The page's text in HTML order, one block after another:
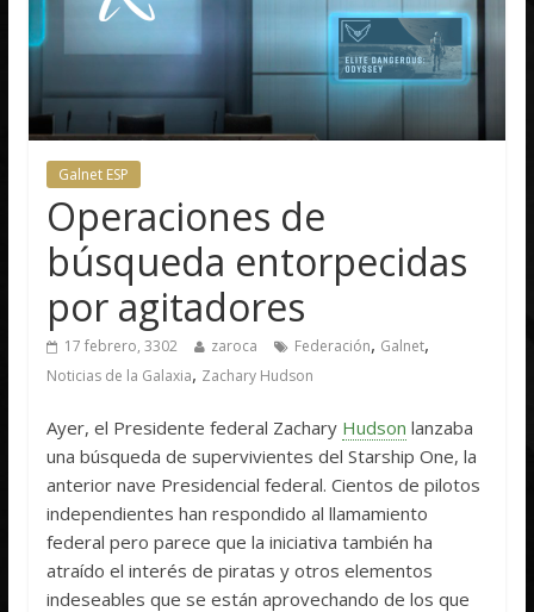
Galnet ESP
Operaciones de
búsqueda entorpecidas
por agitadores
17 febrero, 3302 zaroca Federación, Galnet,
Noticias de la Galaxia, Zachary Hudson
Ayer, el Presidente federal Zachary Hudson lanzaba
una búsqueda de supervivientes del Starship One, la
anterior nave Presidencial federal. Cientos de pilotos
independientes han respondido al llamamiento
federal pero parece que la iniciativa también ha
atraído el interés de piratas y otros elementos
indeseables que se están aprovechando de los que